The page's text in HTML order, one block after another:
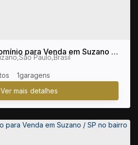
para Venda em Suzano /
bairro Jardim Europa
,São Paulo,Brasil
1